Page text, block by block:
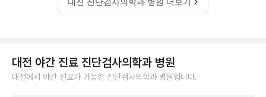
대전 야간 진료 진단검사의학과 병원
대전에서 야간 진료가 가능한 진단검사의학과 병원입니다.